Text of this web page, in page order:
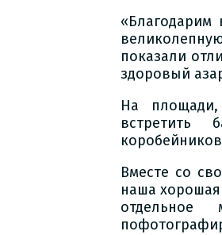
«Благодарим
показали
здоровый
На
встретить
Вместе со
наша